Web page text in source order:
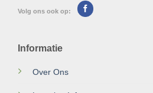
Volg ons ook op:
Informatie
Over Ons